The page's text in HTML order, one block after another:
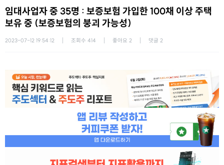
임대사업자 중 35명 : 보증보험 가입한 100채 이상 주택
보유 중 (보증보험의 붕괴 가능성)
2023-07-12 19:54:12 조회수 414 좋아요 2 댓글 2